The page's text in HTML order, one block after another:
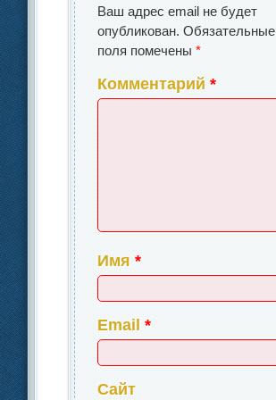
Ваш адрес email не будет
опубликован. Обязательные
поля помечены*
Комментарий*
Имя*
Email*
Сайт